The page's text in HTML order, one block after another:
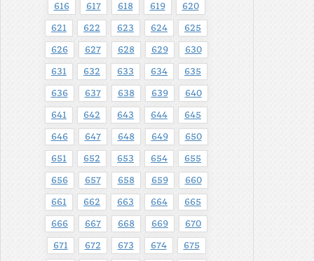
616 617 618 619 620
621 622 623 624 625
626 627 628 629 630
631 632 633 634 635
636 637 638 639 640
641 642 643 644 645
646 647 648 649 650
651 652 653 654 655
656 657 658 659 660
661 662 663 664 665
666 667 668 669 670
671 672 673 674 675